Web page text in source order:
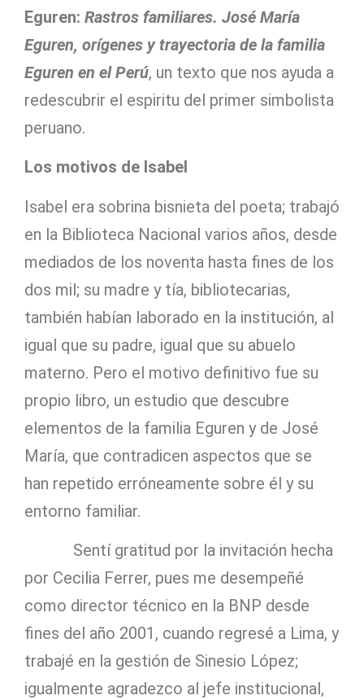
Eguren: Rastros familiares. José María
Eguren, orígenes y trayectoria de la familia
Eguren en el Perú, un texto que nos ayuda a
redescubrir el espiritu del primer simbolista
peruano.
Los motivos de Isabel
Isabel era sobrina bisnieta del poeta; trabajó
en la Biblioteca Nacional varios años, desde
mediados de los noventa hasta fines de los
dos mil; su madre y tía, bibliotecarias,
también habían laborado en la institución, al
igual que su padre, igual que su abuelo
materno. Pero el motivo definitivo fue su
propio libro, un estudio que descubre
elementos de la familia Eguren y de José
María, que contradicen aspectos que se
han repetido erróneamente sobre él y su
entorno familiar.
Sentí gratitud por la invitación hecha
por Cecilia Ferrer, pues me desempeñé
como director técnico en la BNP desde
fines del año 2001, cuando regresé a Lima, y
trabajé en la gestión de Sinesio López;
igualmente agradezco al jefe institucional,